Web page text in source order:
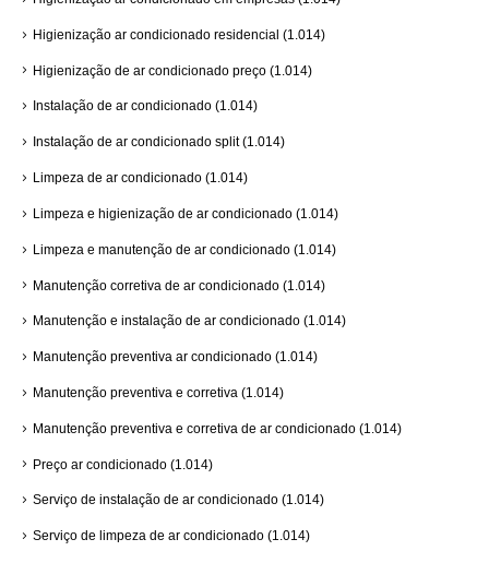
Higienização ar condicionado residencial (1.014)
Higienização de ar condicionado preço (1.014)
Instalação de ar condicionado (1.014)
Instalação de ar condicionado split(1.014)
Limpeza de ar condicionado (1.014)
Limpeza e higienização de ar condicionado (1.014)
Limpeza e manutenção de ar condicionado (1.014)
Manutenção corretiva de ar condicionado (1.014)
Manutenção e instalação de ar condicionado (1.014)
Manutenção preventiva ar condicionado (1.014)
Manutenção preventiva e corretiva (1.014)
Manutenção preventiva e corretiva de ar condicionado (1.014)
Preço ar condicionado (1.014)
Serviço de instalação de ar condicionado (1.014)
Serviço de limpeza de ar condicionado (1.014)